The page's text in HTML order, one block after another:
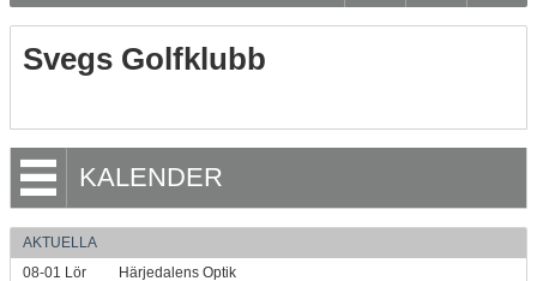
Svegs Golfklubb
KALENDER
AKTUELLA
08-01 Lör Härjedalens Optik